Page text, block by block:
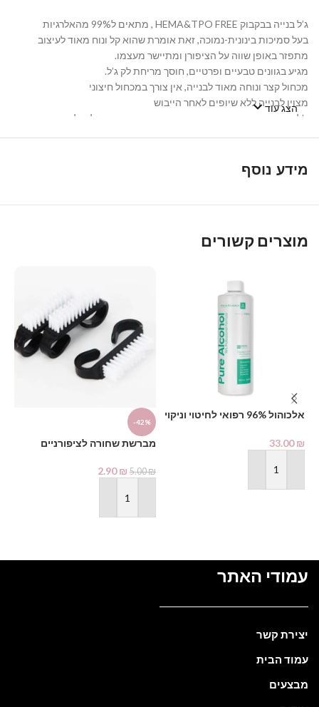
ג’ל בנייה בבקבוק HEMA&TPO FREE , מתאים ל99% מהאלרגיות
בעל סמיכות בינונית-נמוכה, זאת אומרת שהוא קל ונוח מאוד לעיצוב
מתפזר באופן שווה על הציפורן ומתיישר מעצמו.
מגיע בגוונים טבעיים ופרטיים, חוסך מריחת לק ג’ל.
מכחול קצר ונוחה מאוד לבנייה, אין צורך במכחול חיצוני
מצוין לבנייה ללא שיופים לאחר הייבוש
ג’ל הבנייה מחזק ציפורניים טבעיות ארוכות, ומאפשר להן לצמוח
הזמיני עכשיו ותיהני מג’ל בנייה בצבע שמשנה את חוקי המשחק!
Copy
Link
Email
הצג עוד
מידע נוסף
מוצרים קשורים
אלכוהול 96% רפואי לחיטוי וניקוי
Alcohol
33.00₪
הוספה לסל
-42%
מברשת שחורה לציפורניים
5.00₪
2.90₪
הוספה לסל
עמודי האתר
יצירת קשר
עמוד הבית
מבצעים